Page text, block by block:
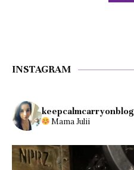
INSTAGRAM
keepcalmcarryonblog
Mama Julii